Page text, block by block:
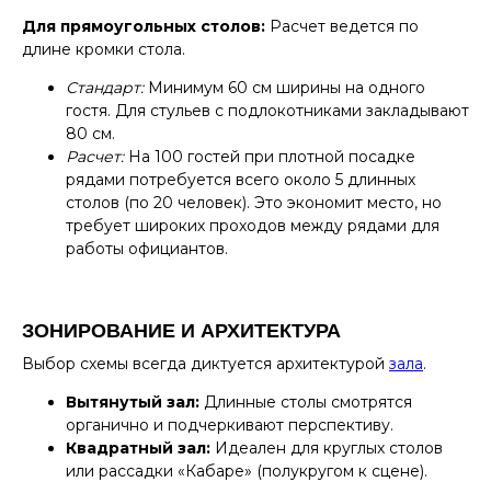
Для прямоугольных столов: Расчет ведется по
длине кромки стола.
Стандарт: Минимум 60 см ширины на одного
гостя. Для стульев с подлокотниками закладывают
80 см.
Расчет: На 100 гостей при плотной посадке
рядами потребуется всего около 5 длинных
столов (по 20 человек). Это экономит место, но
требует широких проходов между рядами для
работы официантов.
ЗОНИРОВАНИЕ И АРХИТЕКТУРА
Выбор схемы всегда диктуется архитектурой зала.
Вытянутый зал: Длинные столы смотрятся
органично и подчеркивают перспективу.
Квадратный зал: Идеален для круглых столов
или рассадки «Кабаре» (полукругом к сцене).